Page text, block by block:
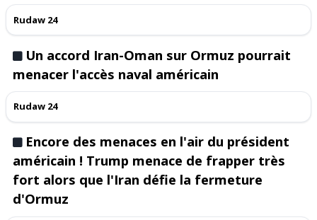
Rudaw 24
Un accord Iran-Oman sur Ormuz pourrait
menacer l'accès naval américain
Rudaw 24
Encore des menaces en l'air du président
américain ! Trump menace de frapper très
fort alors que l'Iran défie la fermeture
d'Ormuz